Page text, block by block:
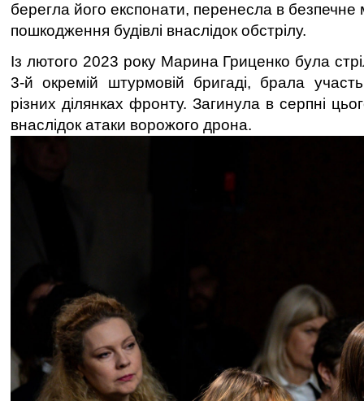
берегла його експонати, перенесла в безпечне
пошкодження будівлі внаслідок обстрілу.
Із лютого 2023 року Марина Гриценко була
3-й окремій штурмовій бригаді, брала
різних ділянках фронту. Загинула в серпні
внаслідок атаки ворожого дрона.